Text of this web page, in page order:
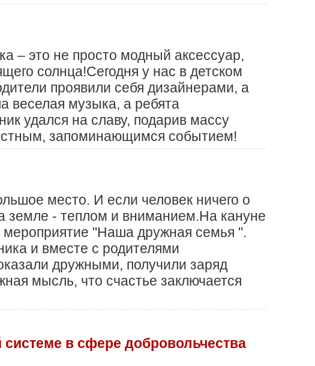
– это не просто модный аксессуар,
солнца!Сегодня у нас в детском
проявили себя дизайнерами, а
веселая музыка, а ребята
удался на славу, подарив массу
запоминающимся событием!
место. И если человек ничего о
земле - теплом и вниманием.На кануне
"Наша дружная семья ".
и вместе с родителями
дружными, получили заряд
мысль, что счастье заключается
в сфере добровольчества